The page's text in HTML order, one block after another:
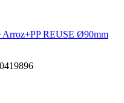
Arroz+PP REUSE Ø90mm